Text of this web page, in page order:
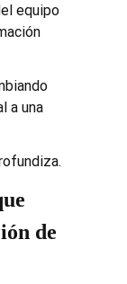
equipo
a una
de